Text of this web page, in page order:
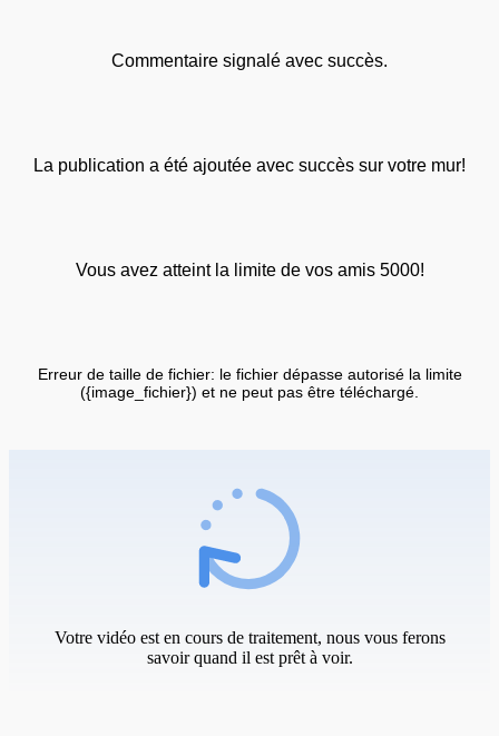
Commentaire signalé avec succès.
La publication a été ajoutée avec succès sur votre mur!
Vous avez atteint la limite de vos amis 5000!
Erreur de taille de fichier: le fichier dépasse autorisé la limite
({image_fichier}) et ne peut pas être téléchargé.
Votre vidéo est en cours de traitement, nous vous ferons
savoir quand il est prêt à voir.